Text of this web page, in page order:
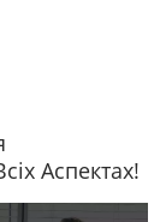
Аспектах!